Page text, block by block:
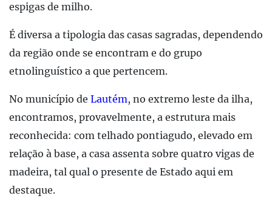
espigas de milho.
É diversa a tipologia das casas sagradas, dependendo
da região onde se encontram e do grupo
etnolinguístico a que pertencem.
No município de Lautém, no extremo leste da ilha,
encontramos, provavelmente, a estrutura mais
reconhecida: com telhado pontiagudo, elevado em
relação à base, a casa assenta sobre quatro vigas de
madeira, tal qual o presente de Estado aqui em
destaque.